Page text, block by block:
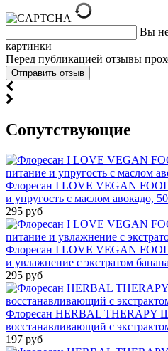
Вы
картинки
Перед публикацией отзывы
Cопутствующие
Флоресан I LOVE VEGAN
и упругость с маслом авокадо,
295 руб
Флоресан I LOVE VEGAN
и увлажнение с экстратом
295 руб
Флоресан HERBAL THERAPY
восстанавливающий с
197 руб